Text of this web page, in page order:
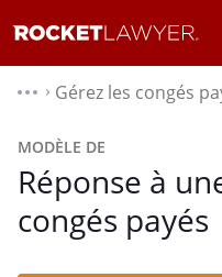
⌃ Gérez les congés
MODÈLE DE
Réponse à
congés payés